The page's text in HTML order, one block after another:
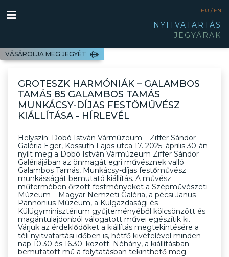
VÁSÁROLJA MEG JEGYÉT
HU / EN
NYITVATARTÁS
JEGYÁRAK
GROTESZK HARMÓNIÁK – GALAMBOS
TAMÁS 85 GALAMBOS TAMÁS
MUNKÁCSY-DÍJAS FESTŐMŰVÉSZ
KIÁLLÍTÁSA - HÍRLEVÉL
Helyszín: Dobó István Vármúzeum – Ziffer Sándor
Galéria Eger, Kossuth Lajos utca 17. 2025. április 30-án
nyílt meg a Dobó István Vármúzeum Ziffer Sándor
Galériájában az önmagát egri művésznek valló
Galambos Tamás, Munkácsy-díjas festőművész
munkásságát bemutató kiállítás. A művész
műtermében őrzött festményeket a Szépművészeti
Múzeum – Magyar Nemzeti Galéria, a pécsi Janus
Pannonius Múzeum, a Külgazdasági és
Külügyminisztérium gyűjteményéből kölcsönzött és
magántulajdonból válogatott művei egészítik ki.
Várjuk az érdeklődőket a kiállítás megtekintésére a
téli nyitvatartási időben is, hétfő kivételével minden
nap 10.30 és 16.30. között. Néhány, a kiállításban
bemutatott mű a folytatásban tekinthető meg.